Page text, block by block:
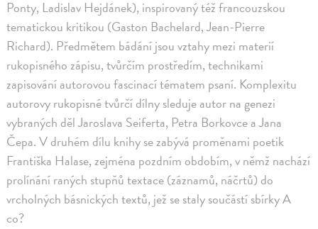
Ponty, Ladislav Hejdánek), inspirovaný též francouzskou
tematickou kritikou (Gaston Bachelard, Jean-Pierre
Richard). Předmětem bádání jsou vztahy mezi materií
rukopisného zápisu, tvůrčím prostředím, technikami
zapisování autorovou fascinací tématem psaní. Komplexitu
autorovy rukopisné tvůrčí dílny sleduje autor na genezi
vybraných děl Jaroslava Seiferta, Petra Borkovce a Jana
Čepa. V druhém dílu knihy se zabývá proměnami poetik
Františka Halase, zejména pozdním obdobím, v němž nachází
prolínání raných stupňů textace (záznamů, náčrtů) do
vrcholných básnických textů, jež se staly součástí sbírky A
co?